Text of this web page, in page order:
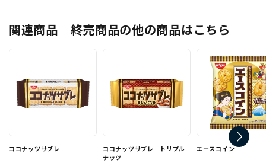
関連商品 終売商品の他の商品はこちら
ココナッツサブレ
ココナッツサブレ トリプル
ナッツ
エースコイン